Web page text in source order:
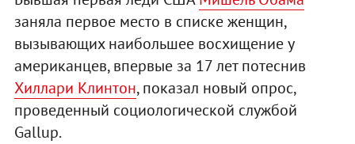
заняла первое место в списке женщин,
вызывающих наибольшее восхищение у
американцев, впервые за 17 лет потеснив
Хиллари Клинтон, показал новый опрос,
проведенный социологической службой
Gallup.